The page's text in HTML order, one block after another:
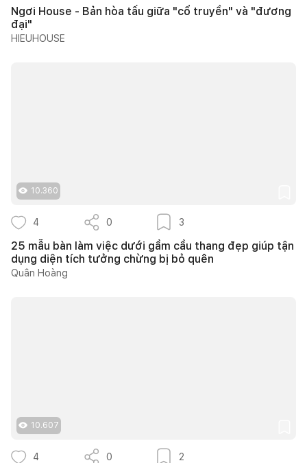
Ngơi House - Bản hòa tấu giữa "cổ truyền" và "đương
đại"
HIEUHOUSE
10.360
4 0 3
25 mẫu bàn làm việc dưới gầm cầu thang đẹp giúp tận
dụng diện tích tưởng chừng bị bỏ quên
Quân Hoàng
10.607
4 0 2